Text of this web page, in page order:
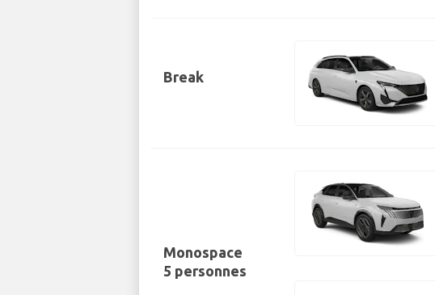
Break
Monospace
5 personnes